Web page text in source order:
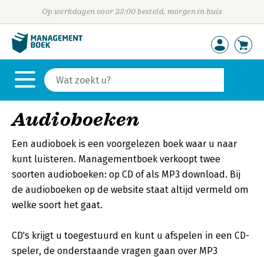
Op werkdagen voor 23:00 besteld, morgen in huis
Audioboeken
Een audioboek is een voorgelezen boek waar u naar
kunt luisteren. Managementboek verkoopt twee
soorten audioboeken: op CD of als MP3 download. Bij
de audioboeken op de website staat altijd vermeld om
welke soort het gaat.
CD's krijgt u toegestuurd en kunt u afspelen in een CD-
speler, de onderstaande vragen gaan over MP3